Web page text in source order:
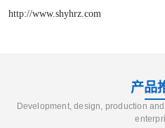
http://www.shyhrz.com
产品
Development, design, production